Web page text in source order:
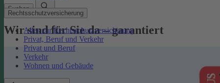
Rechtsschutzversicherung
Alles zur Rechtsschutzversicherung
Privat, Beruf und Verkehr
Privat und Beruf
Verkehr
Wohnen und Gebäude
Suchen
Wir sind für Sie da – garantiert